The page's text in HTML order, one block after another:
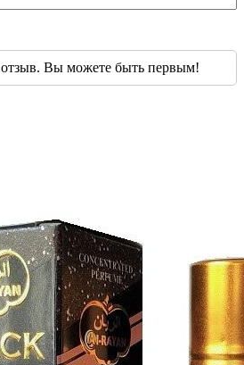
Вы можете быть первым!